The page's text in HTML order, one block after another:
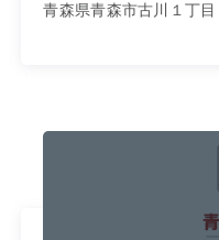
青森県青森市古川１丁目